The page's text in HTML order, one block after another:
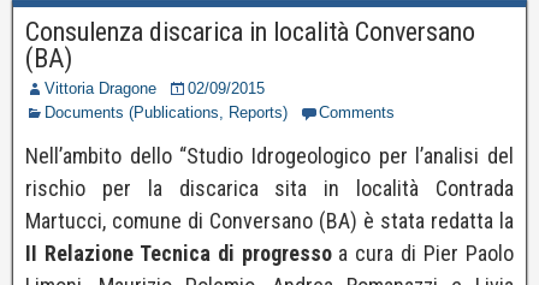
Consulenza discarica in località Conversano
(BA)
Vittoria Dragone
02/09/2015
Documents (Publications, Reports)
Comments
Nell’ambito dello “Studio Idrogeologico per l’analisi del
rischio per la discarica sita in località Contrada
Martucci, comune di Conversano (BA) è stata redatta la
II Relazione Tecnica di progressoa cura di Pier Paolo